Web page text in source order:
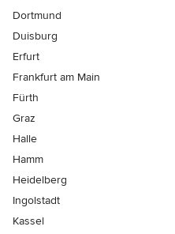
Dortmund
Duisburg
Erfurt
Frankfurt am Main
Fürth
Graz
Halle
Hamm
Heidelberg
Ingolstadt
Kassel